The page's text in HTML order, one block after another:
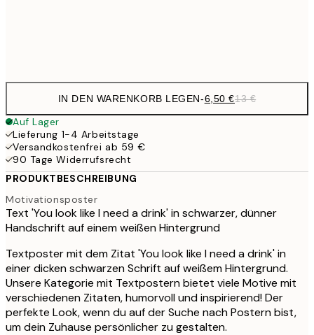
IN DEN WARENKORB LEGEN-6,50 €13 €
Auf Lager
Lieferung 1-4 Arbeitstage
Versandkostenfrei ab 59 €
90 Tage Widerrufsrecht
PRODUKTBESCHREIBUNG
Motivationsposter
Text 'You look like I need a drink' in schwarzer, dünner
Handschrift auf einem weißen Hintergrund
Textposter mit dem Zitat 'You look like I need a drink' in
einer dicken schwarzen Schrift auf weißem Hintergrund.
Unsere Kategorie mit Textpostern bietet viele Motive mit
verschiedenen Zitaten, humorvoll und inspirierend! Der
perfekte Look, wenn du auf der Suche nach Postern bist,
um dein Zuhause persönlicher zu gestalten.